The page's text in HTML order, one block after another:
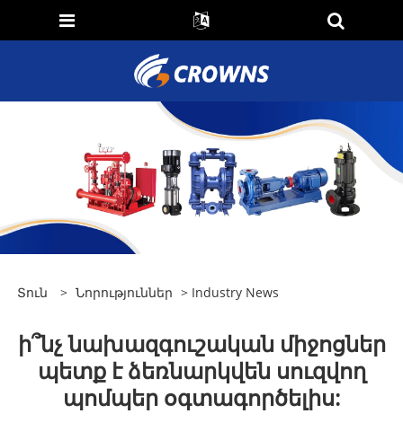
Տուն > Նորություններ > Industry News
ի՞նչ նախազգուշական միջոցներ
պետք է ձեռնարկվեն սուզվող
պոմպեր օգտագործելիս: